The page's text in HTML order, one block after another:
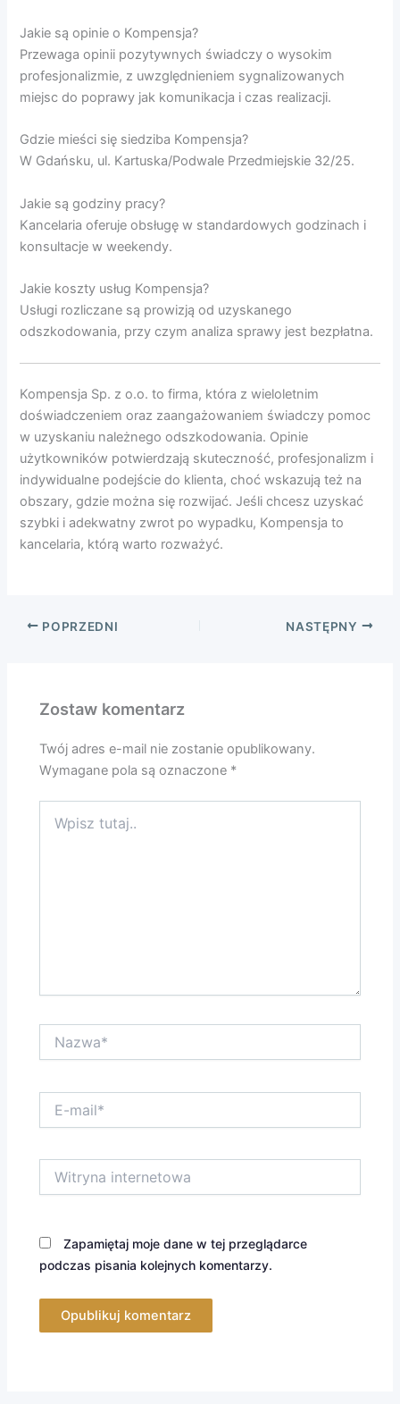
Jakie są opinie o Kompensja?
Przewaga opinii pozytywnych świadczy o wysokim
profesjonalizmie, z uwzględnieniem sygnalizowanych
miejsc do poprawy jak komunikacja i czas realizacji.
Gdzie mieści się siedziba Kompensja?
W Gdańsku, ul. Kartuska/Podwale Przedmiejskie 32/25.
Jakie są godziny pracy?
Kancelaria oferuje obsługę w standardowych godzinach i
konsultacje w weekendy.
Jakie koszty usług Kompensja?
Usługi rozliczane są prowizją od uzyskanego
odszkodowania, przy czym analiza sprawy jest bezpłatna.
Kompensja Sp. z o.o. to firma, która z wieloletnim
doświadczeniem oraz zaangażowaniem świadczy pomoc
w uzyskaniu należnego odszkodowania. Opinie
użytkowników potwierdzają skuteczność, profesjonalizm i
indywidualne podejście do klienta, choć wskazują też na
obszary, gdzie można się rozwijać. Jeśli chcesz uzyskać
szybki i adekwatny zwrot po wypadku, Kompensja to
kancelaria, którą warto rozważyć.
POPRZEDNI NASTĘPNY
Zostaw komentarz
Twój adres e-mail nie zostanie opublikowany.
Wymagane pola są oznaczone *
tutaj..
mail*
internetowa
Zapamiętaj moje dane w tej przeglądarce
podczas pisania kolejnych komentarzy.